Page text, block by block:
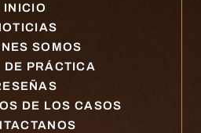
INICIO
SOMOS
DE PRÁCTICA
DE LOS CASOS